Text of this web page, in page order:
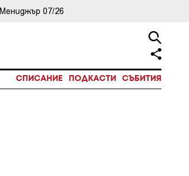
Мениджър 07/26
СПИСАНИЕ ПОДКАСТИ СЪБИТИЯ